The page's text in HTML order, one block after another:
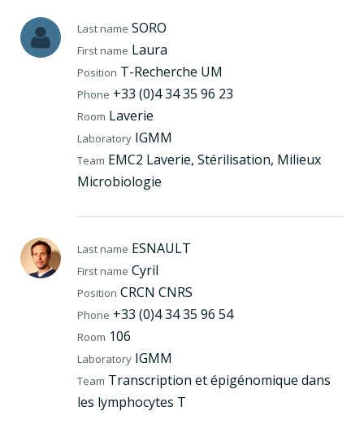
Last name SORO
First name Laura
Position T-Recherche UM
Phone +33 (0)4 34 35 96 23
Room Laverie
Laboratory IGMM
Team EMC2 Laverie, Stérilisation, Milieux
Microbiologie
Last name ESNAULT
First name Cyril
Position CRCN CNRS
Phone +33 (0)4 34 35 96 54
Room 106
Laboratory IGMM
Team Transcription et épigénomique dans
les lymphocytes T